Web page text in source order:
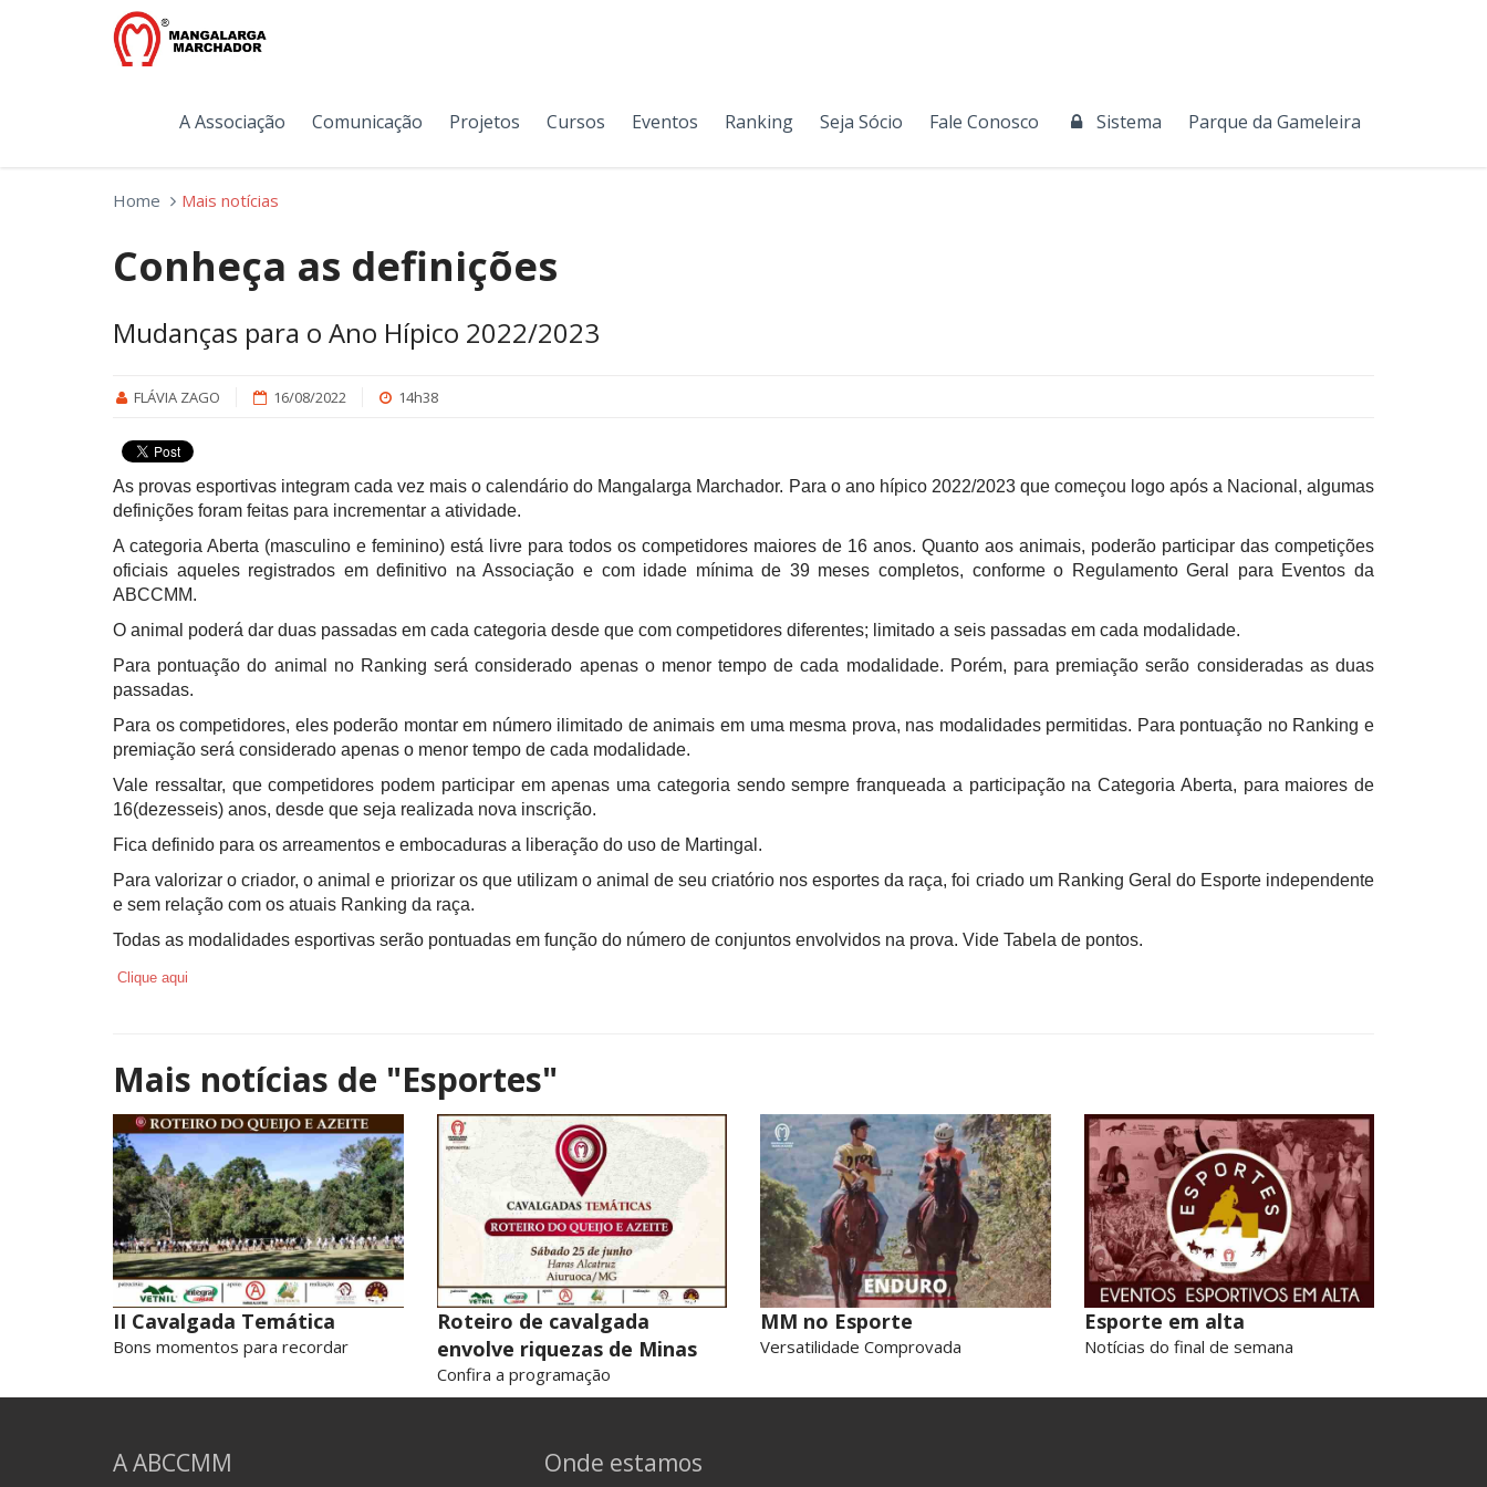
A Associação Comunicação Projetos Cursos Eventos Ranking Seja Sócio Fale Conosco Sistema Parque da Gameleira
Home Mais notícias
Conheça as definições
Mudanças para o Ano Hípico 2022/2023
FLÁVIA ZAGO 16/08/2022 14h38
As provas esportivas integram cada vez mais o calendário do Mangalarga Marchador. Para o ano hípico 2022/2023 que começou logo após a Nacional, algumas
definições foram feitas para incrementar a atividade.
A categoria Aberta (masculino e feminino) está livre para todos os competidores maiores de 16 anos. Quanto aos animais, poderão participar das competições
oficiais aqueles registrados em definitivo na Associação e com idade mínima de 39 meses completos, conforme o Regulamento Geral para Eventos da
ABCCMM.
O animal poderá dar duas passadas em cada categoria desde que com competidores diferentes; limitado a seis passadas em cada modalidade.
Para pontuação do animal no Ranking será considerado apenas o menor tempo de cada modalidade. Porém, para premiação serão consideradas as duas
passadas.
Para os competidores, eles poderão montar em número ilimitado de animais em uma mesma prova, nas modalidades permitidas. Para pontuação no Ranking e
premiação será considerado apenas o menor tempo de cada modalidade.
Vale ressaltar, que competidores podem participar em apenas uma categoria sendo sempre franqueada a participação na Categoria Aberta, para maiores de
16(dezesseis) anos, desde que seja realizada nova inscrição.
Fica definido para os arreamentos e embocaduras a liberação do uso de Martingal.
Para valorizar o criador, o animal e priorizar os que utilizam o animal de seu criatório nos esportes da raça, foi criado um Ranking Geral do Esporte independente
e sem relação com os atuais Ranking da raça.
Todas as modalidades esportivas serão pontuadas em função do número de conjuntos envolvidos na prova. Vide Tabela de pontos.
Clique aqui
Mais notícias de "Esportes"
II Cavalgada Temática
Bons momentos para recordar
Roteiro de cavalgada
envolve riquezas de Minas
Confira a programação
MM no Esporte
Versatilidade Comprovada
Esporte em alta
Notícias do final de semana
A ABCCMM Onde estamos